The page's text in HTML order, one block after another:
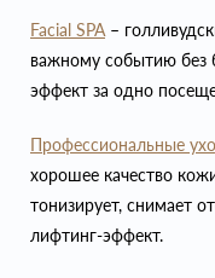
Facial SPA–
важному событию без
эффект за одно
Профессиональные
хорошее качество
тонизирует, снимает
лифтинг-эффект.